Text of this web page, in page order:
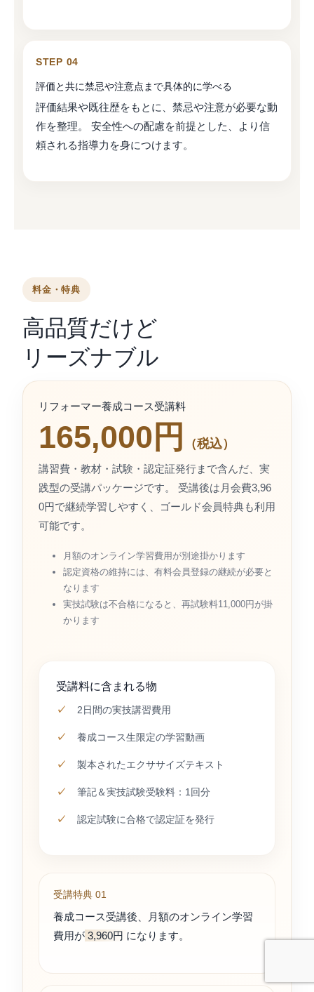
STEP 04
評価と共に禁忌や注意点まで具体的に学べる
評価結果や既往歴をもとに、禁忌や注意が必要な動
作を整理。 安全性への配慮を前提とした、より信
頼される指導力を身につけます。
料金・特典
高品質だけど
リーズナブル
リフォーマー養成コース受講料
165,000円 （税込）
講習費・教材・試験・認定証発行まで含んだ、実
践型の受講パッケージです。 受講後は月会費3,96
0円で継続学習しやすく、ゴールド会員特典も利用
可能です。
月額のオンライン学習費用が別途掛かります
認定資格の維持には、有料会員登録の継続が必要と
なります
実技試験は不合格になると、再試験料11,000円が掛
かります
受講料に含まれる物
2日間の実技講習費用
養成コース生限定の学習動画
製本されたエクササイズテキスト
筆記＆実技試験受験料：1回分
認定試験に合格で認定証を発行
受講特典 01
養成コース受講後、月額のオンライン学習
費用が 3,960円 になります。